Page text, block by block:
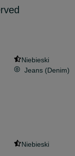
Niebieski
Jeans (Denim)
Niebieski